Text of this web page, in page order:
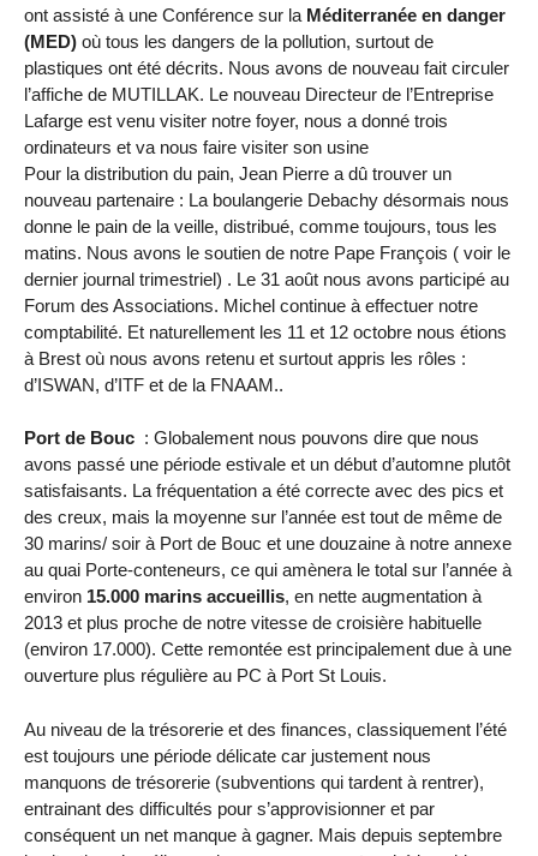
ont assisté à une Conférence sur la Méditerranée en danger
(MED) où tous les dangers de la pollution, surtout de
plastiques ont été décrits. Nous avons de nouveau fait circuler
l’affiche de MUTILLAK. Le nouveau Directeur de l’Entreprise
Lafarge est venu visiter notre foyer, nous a donné trois
ordinateurs et va nous faire visiter son usine
Pour la distribution du pain, Jean Pierre a dû trouver un
nouveau partenaire : La boulangerie Debachy désormais nous
donne le pain de la veille, distribué, comme toujours, tous les
matins. Nous avons le soutien de notre Pape François ( voir le
dernier journal trimestriel) . Le 31 août nous avons participé au
Forum des Associations. Michel continue à effectuer notre
comptabilité. Et naturellement les 11 et 12 octobre nous étions
à Brest où nous avons retenu et surtout appris les rôles :
d’ISWAN, d’ITF et de la FNAAM..
Port de Bouc : Globalement nous pouvons dire que nous
avons passé une période estivale et un début d’automne plutôt
satisfaisants. La fréquentation a été correcte avec des pics et
des creux, mais la moyenne sur l’année est tout de même de
30 marins/ soir à Port de Bouc et une douzaine à notre annexe
au quai Porte-conteneurs, ce qui amènera le total sur l’année à
environ 15.000 marins accueillis, en nette augmentation à
2013 et plus proche de notre vitesse de croisière habituelle
(environ 17.000). Cette remontée est principalement due à une
ouverture plus régulière au PC à Port St Louis.
Au niveau de la trésorerie et des finances, classiquement l’été
est toujours une période délicate car justement nous
manquons de trésorerie (subventions qui tardent à rentrer),
entrainant des difficultés pour s’approvisionner et par
conséquent un net manque à gagner. Mais depuis septembre